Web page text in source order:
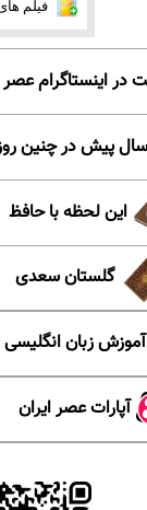
فیلم
در اینستاگرام عصر
این لحظه با حافظ
گلستان سعدی
آموزش زبان انگلیسی
آپارات عصر ایران